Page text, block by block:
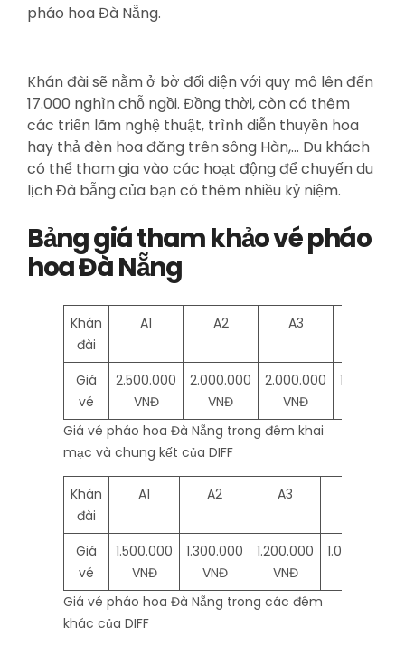
pháo hoa Đà Nẵng.
Khán đài sẽ nằm ở bờ đối diện với quy mô lên đến
17.000 nghìn chỗ ngồi. Đồng thời, còn có thêm
các triển lãm nghệ thuật, trình diễn thuyền hoa
hay thả đèn hoa đăng trên sông Hàn,… Du khách
có thể tham gia vào các hoạt động để chuyến du
lịch Đà bẵng của bạn có thêm nhiều kỷ niệm.
Bảng giá tham khảo vé pháo
hoa Đà Nẵng
Khán
đài
A1 A2 A3
Giá
vé
2.500.000
VNĐ
2.000.000
VNĐ
2.000.000
VNĐ
1.500.000
Giá vé pháo hoa Đà Nẵng trong đêm khai
mạc và chung kết của DIFF
Khán
đài
A1 A2 A3
Giá
vé
1.500.000
VNĐ
1.300.000
VNĐ
1.200.000
VNĐ
1.000.000
Giá vé pháo hoa Đà Nẵng trong các đêm
khác của DIFF